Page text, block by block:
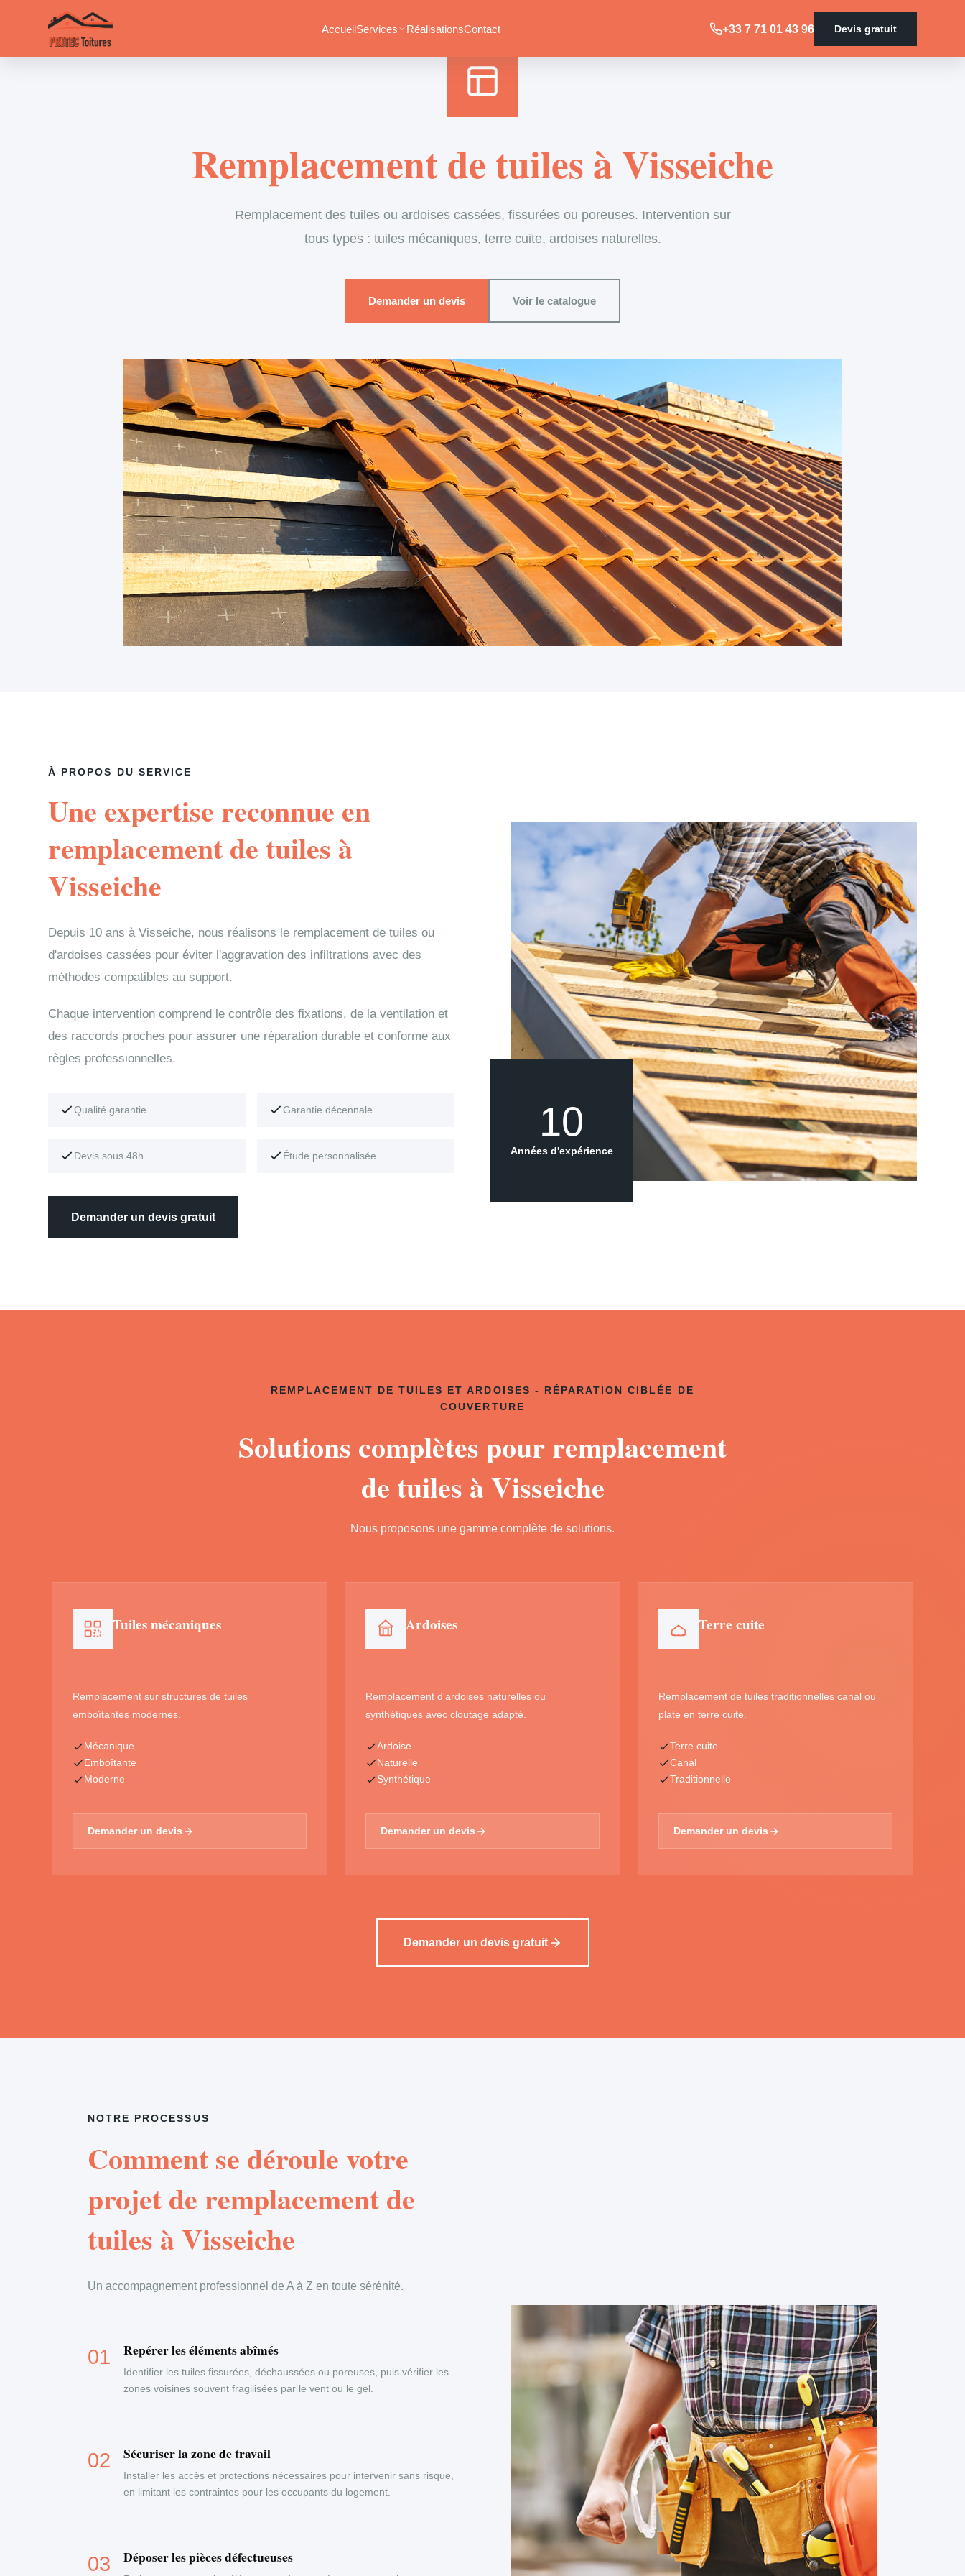
AccueilServices RéalisationsContact +33 7 71 01 43 96 Devis gratuit
Remplacement de tuiles à Visseiche
Remplacement des tuiles ou ardoises cassées, fissurées ou poreuses. Intervention sur
tous types : tuiles mécaniques, terre cuite, ardoises naturelles.
Demander un devis Voir le catalogue
À PROPOS DU SERVICE
Une expertise reconnue en
remplacement de tuiles à
Visseiche
Depuis 10 ans à Visseiche, nous réalisons le remplacement de tuiles ou
d'ardoises cassées pour éviter l'aggravation des infiltrations avec des
méthodes compatibles au support.
Chaque intervention comprend le contrôle des fixations, de la ventilation et
des raccords proches pour assurer une réparation durable et conforme aux
règles professionnelles.
Qualité garantie Garantie décennale
Devis sous 48h Étude personnalisée
Demander un devis gratuit
10
Années d'expérience
REMPLACEMENT DE TUILES ET ARDOISES - RÉPARATION CIBLÉE DE
COUVERTURE
Solutions complètes pour remplacement
de tuiles à Visseiche
Nous proposons une gamme complète de solutions.
Tuiles mécaniques
Remplacement sur structures de tuiles
emboîtantes modernes.
Mécanique
Emboîtante
Moderne
Demander un devis
Ardoises
Remplacement d'ardoises naturelles ou
synthétiques avec cloutage adapté.
Ardoise
Naturelle
Synthétique
Demander un devis
Terre cuite
Remplacement de tuiles traditionnelles canal ou
plate en terre cuite.
Terre cuite
Canal
Traditionnelle
Demander un devis
Demander un devis gratuit
NOTRE PROCESSUS
Comment se déroule votre
projet de remplacement de
tuiles à Visseiche
Un accompagnement professionnel de A à Z en toute sérénité.
Repérer les éléments abîmés
Identifier les tuiles fissurées, déchaussées ou poreuses, puis vérifier les
zones voisines souvent fragilisées par le vent ou le gel.
Sécuriser la zone de travail
Installer les accès et protections nécessaires pour intervenir sans risque,
en limitant les contraintes pour les occupants du logement.
Déposer les pièces défectueuses